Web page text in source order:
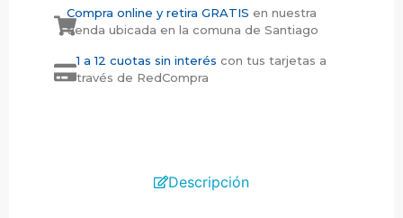
Compra online y retira GRATIS en nuestra
tienda ubicada en la comuna de Santiago
1 a 12 cuotas sin interés con tus tarjetas a
través de RedCompra
Descripción